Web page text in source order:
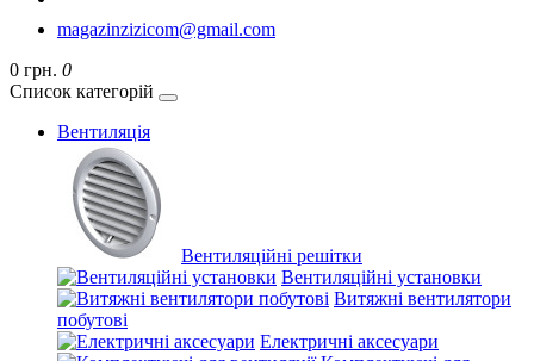
magazinzizicom@gmail.com
0 грн. 0
Список категорій
Вентиляція
Вентиляційні решітки
Вентиляційні установки
Витяжні вентилятори
побутові
Електричні аксесуари